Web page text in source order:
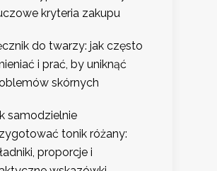
kryteria zakupu
do twarzy: jak często
i prać, by uniknąć
skórnych
samodzielnie
tonik różany:
proporcje i